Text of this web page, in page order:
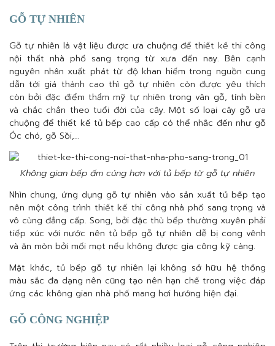
GỖ TỰ NHIÊN
Gỗ tự nhiên là vật liệu được ưa chuộng để thiết kế thi công
nội thất nhà phố sang trọng từ xưa đến nay. Bên cạnh
nguyên nhân xuất phát từ độ khan hiếm trong nguồn cung
dẫn tới giá thành cao thì gỗ tự nhiên còn được yêu thích
còn bởi đặc điểm thẩm mỹ tự nhiên trong vân gỗ, tính bền
và chắc chắn theo tuổi đời của cây. Một số loại cây gỗ ưa
chuộng để thiết kế tủ bếp cao cấp có thể nhắc đến như gỗ
Óc chó, gỗ Sồi,…
Không gian bếp ấm cúng hơn với tủ bếp từ gỗ tự nhiên
Nhìn chung, ứng dụng gỗ tự nhiên vào sản xuất tủ bếp tạo
nên một công trình thiết kế thi công nhà phố sang trọng và
vô cùng đẳng cấp. Song, bởi đặc thù bếp thường xuyên phải
tiếp xúc với nước nên tủ bếp gỗ tự nhiên dễ bị cong vênh
và ăn mòn bởi mối mọt nếu không được gia công kỹ càng.
Mặt khác, tủ bếp gỗ tự nhiên lại không sở hữu hệ thống
màu sắc đa dạng nên cũng tạo nên hạn chế trong việc đáp
ứng các không gian nhà phố mang hơi hướng hiện đại.
GỖ CÔNG NGHIỆP